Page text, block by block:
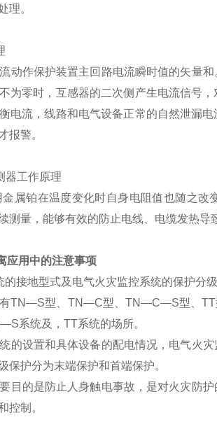
理。
作保护装置主回路电流瞬时值的矢量和
为零时，互感器的二次侧产生电流信号
电流，线路和电气设备正常的自然泄漏
报警。
器工作原理
铂在温度变化时自身电阻值也随之改
测量，能够有效的防止电线、电缆发热导
应用中的注意事项
接地型式及电气火灾监控系统的保护分级
型、TN—C型、TN—C—S型、TT
系统及，TT系统的场所。
设置和具体设备的配电情况，电气火灾
保护分为末端保护和首端保护。
的是防止人身触电事故，是对火灾防护
控制。